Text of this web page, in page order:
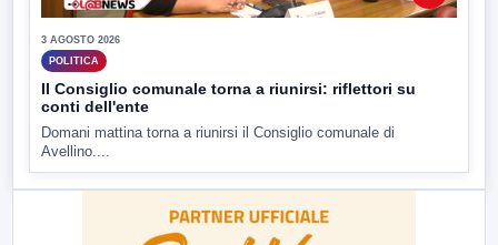
3 AGOSTO 2026
POLITICA
Il Consiglio comunale torna a riunirsi: riflettori su
conti dell'ente
Domani mattina torna a riunirsi il Consiglio comunale di
Avellino....